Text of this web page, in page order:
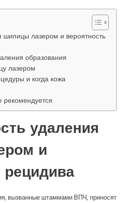
лазером и вероятность
образования
лазером
и когда кожа
рекомендуется
удаления
и
рецидива
вызванные штаммами ВПЧ, приносят